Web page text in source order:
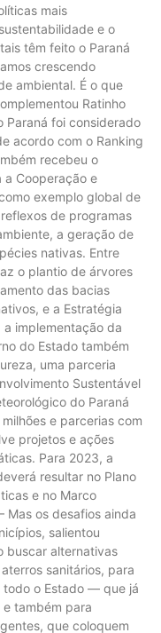
mais
e o
têm feito o Paraná
crescendo
ambiental. É o que
Ratinho
Paraná foi considerado
acordo com o Ranking
recebeu o
a Cooperação e
exemplo global de
de programas
a geração de
nativas. Entre
o plantio de árvores
das bacias
e a Estratégia
a implementação da
do Estado também
uma parceria
Sustentável
do Paraná
e parcerias com
projetos e ações
Para 2023, a
resultar no Plano
e no Marco
Mas os desafios ainda
salientou
buscar alternativas
sanitários, para
todo o Estado — que já
também para
que coloquem